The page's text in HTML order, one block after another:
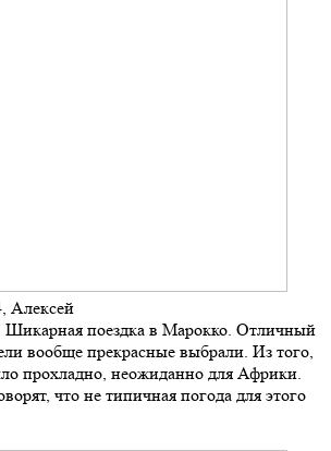
Алексей
Шикарная поездка в Марокко. Отличный
вообще прекрасные выбрали. Из того,
прохладно, неожиданно для Африки.
что не типичная погода для этого